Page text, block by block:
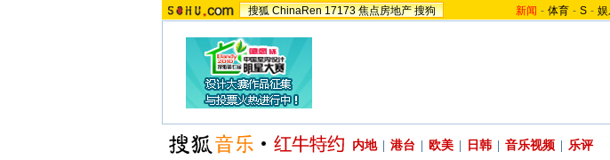
搜狐 ChinaRen 17173 焦点房地产 搜狗 新闻 - 体育 - S -
内地 港台 欧美 日韩 音乐视频 乐评